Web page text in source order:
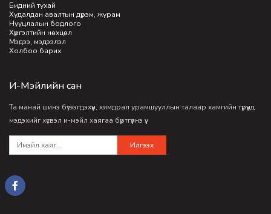
Бидний тухай
Худалдан авалтын дүрэм, журам
Нууцлалын бодлого
Хүргэлтийн нөхцөл
Мэдээ, мэдээлэл
Холбоо барих
И-Мэйлийн сан
Та манай шинэ бүтээгдэхүүн, хямдрал урамшууллын талаар хамгийн түрүүнд
мэдэхийг хүсвэл и-мэйл хаягаа бүртгүүлнэ үү.
Илгээх